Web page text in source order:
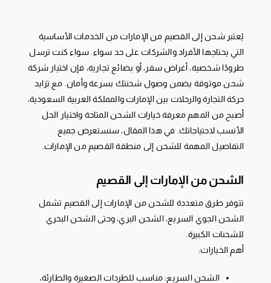
يُعتبر شحن إلى القصيم من الإمارات من الخدمات الأساسية
التي يحتاجها الأفراد والشركات على حد سواء. سواء كنت ترسل
طرودًا شخصية، أغراض سفر، أو بضائع تجارية، فإن اختيار شركة
شحن موثوقة يضمن وصول شحنتك بسرعة وأمان. مع تزايد
حركة التجارة والرحلات بين الإمارات والمملكة العربية السعودية،
أصبح من المهم معرفة خيارات الشحن المتاحة واختيار الحل
الأنسب لاحتياجاتك. في هذا المقال، سنستعرض جميع
التفاصيل المهمة للشحن إلى منطقة القصيم من الإمارات.
الشحن من الإمارات إلى القصيم
تتوفر طرق متعددة للشحن من الإمارات إلى القصيم تشمل
الشحن الجوي السريع، الشحن البري، وحتى الشحن البحري
للشحنات الكبيرة.
أهم الخيارات:
الشحن السريع: مناسب للطردات الصغيرة والطارئة،